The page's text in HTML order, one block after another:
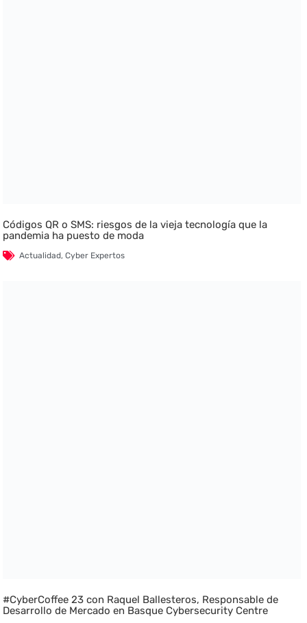
Códigos QR o SMS: riesgos de la vieja tecnología que la
pandemia ha puesto de moda
Actualidad,Cyber Expertos
#CyberCoffee 23 con Raquel Ballesteros, Responsable de
Desarrollo de Mercado en Basque Cybersecurity Centre